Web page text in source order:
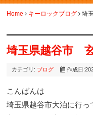
Home キーロックブログ 埼
埼玉県越谷市
カテゴリ: ブログ 作成日
こんばんは
埼玉県越谷市大泊に行っ